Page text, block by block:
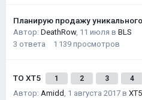
Планирую продажу
Автор: DeathRow, 11 июля в BLS
3 ответа 1 139 просмотров
ТО XT5 1 2 3 4
Автор: Amidd, 1 августа 2017 в XT5